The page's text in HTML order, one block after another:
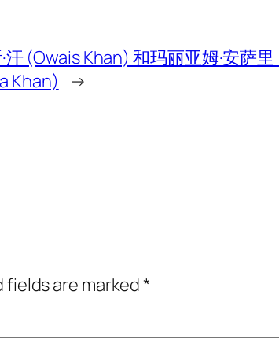
汗 (Owais Khan) 和玛丽亚姆·安萨
Khan)
→
fields are marked*